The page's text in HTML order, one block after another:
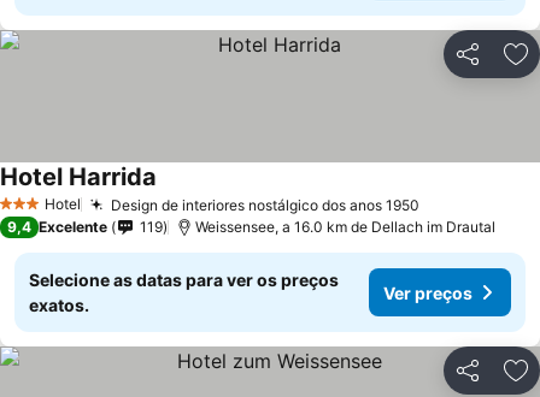
Partilhar
3 EstrelasHotel Design de interiores nostálgico dos anos 1950
Hotel Harrida
9,4 Excelente 119 Weissensee, a 16.0 km de Dellach im Drautal
Selecione as datas para ver os preços
exatos.
Ver preços
Partilhar